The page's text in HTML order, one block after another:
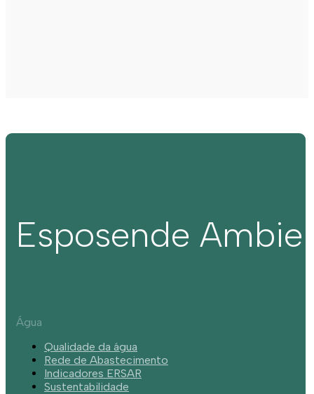
Esposende
Água
Qualidade da água
Rede de Abastecimento
Indicadores ERSAR
Sustentabilidade